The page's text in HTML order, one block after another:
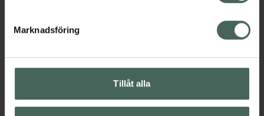
Marknadsföring
Tillåt alla
hjälpa just dig att må lite bättre. Välkommen att prata
med oss.
Kundservice
Hitta apotek